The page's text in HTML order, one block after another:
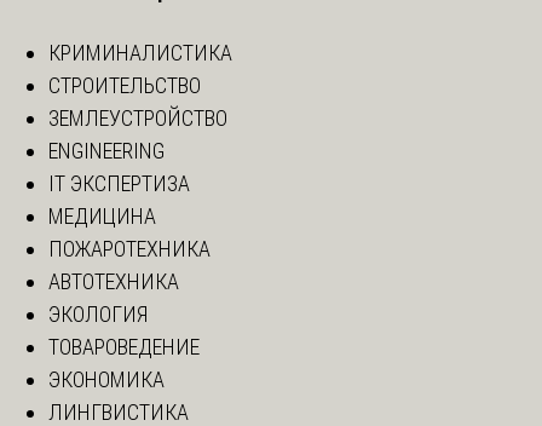
КРИМИНАЛИСТИКА
СТРОИТЕЛЬСТВО
ЗЕМЛЕУСТРОЙСТВО
ENGINEERING
IT ЭКСПЕРТИЗА
МЕДИЦИНА
ПОЖАРОТЕХНИКА
АВТОТЕХНИКА
ЭКОЛОГИЯ
ТОВАРОВЕДЕНИЕ
ЭКОНОМИКА
ЛИНГВИСТИКА